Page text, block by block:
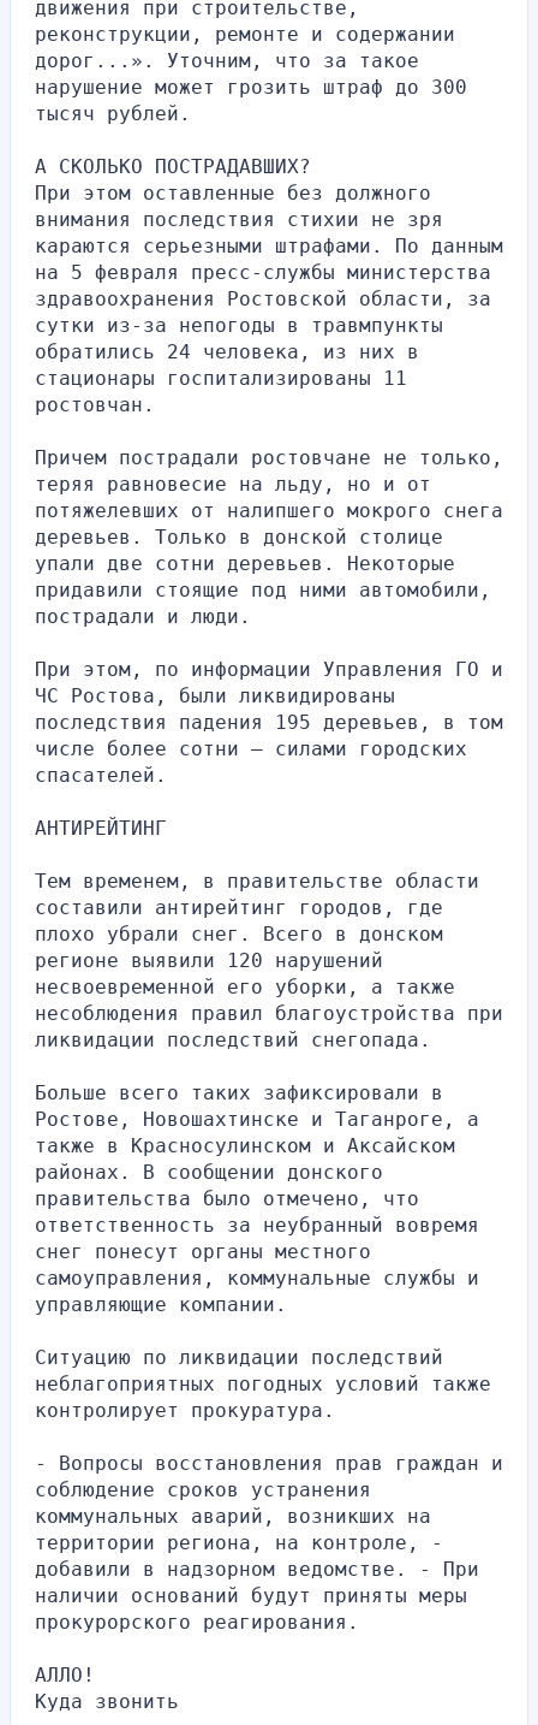
движения при строительстве,
реконструкции, ремонте и содержании
дорог...». Уточним, что за такое
нарушение может грозить штраф до 300
тысяч рублей.
А СКОЛЬКО ПОСТРАДАВШИХ?
При этом оставленные без должного
внимания последствия стихии не зря
караются серьезными штрафами. По данным
на 5 февраля пресс-службы министерства
здравоохранения Ростовской области, за
сутки из-за непогоды в травмпункты
обратились 24 человека, из них в
стационары госпитализированы 11
ростовчан.
Причем пострадали ростовчане не только,
теряя равновесие на льду, но и от
потяжелевших от налипшего мокрого снега
деревьев. Только в донской столице
упали две сотни деревьев. Некоторые
придавили стоящие под ними автомобили,
пострадали и люди.
При этом, по информации Управления ГО и
ЧС Ростова, были ликвидированы
последствия падения 195 деревьев, в том
числе более сотни — силами городских
спасателей.
АНТИРЕЙТИНГ
Тем временем, в правительстве области
составили антирейтинг городов, где
плохо убрали снег. Всего в донском
регионе выявили 120 нарушений
несвоевременной его уборки, а также
несоблюдения правил благоустройства при
ликвидации последствий снегопада.
Больше всего таких зафиксировали в
Ростове, Новошахтинске и Таганроге, а
также в Красносулинском и Аксайском
районах. В сообщении донского
правительства было отмечено, что
ответственность за неубранный вовремя
снег понесут органы местного
самоуправления, коммунальные службы и
управляющие компании.
Ситуацию по ликвидации последствий
неблагоприятных погодных условий также
контролирует прокуратура.
- Вопросы восстановления прав граждан и
соблюдение сроков устранения
коммунальных аварий, возникших на
территории региона, на контроле, -
добавили в надзорном ведомстве. - При
наличии оснований будут приняты меры
прокурорского реагирования.
АЛЛО!
Куда звонить